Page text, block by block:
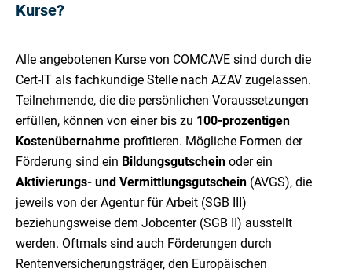
Kurse?
Alle angebotenen Kurse von COMCAVE sind durch die
Cert-IT als fachkundige Stelle nach AZAV zugelassen.
Teilnehmende, die die persönlichen Voraussetzungen
erfüllen, können von einer bis zu 100-prozentigen
Kostenübernahme profitieren. Mögliche Formen der
Förderung sind ein Bildungsgutschein oder ein
Aktivierungs- und Vermittlungsgutschein (AVGS), die
jeweils von der Agentur für Arbeit (SGB III)
beziehungsweise dem Jobcenter (SGB II) ausstellt
werden. Oftmals sind auch Förderungen durch
Rentenversicherungsträger, den Europäischen